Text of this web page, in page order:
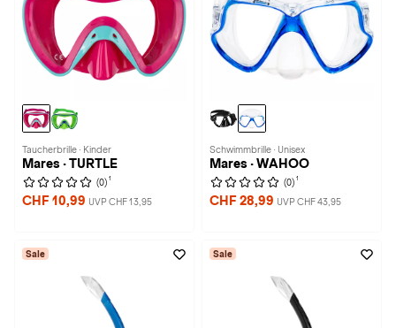
Taucherbrille · Kinder
Mares · TURTLE
(0) 1
CHF 10,99 UVP CHF 13,95
Schwimmbrille · Unisex
Mares · WAHOO
(0) 1
CHF 28,99 UVP CHF 43,95
Sale Sale